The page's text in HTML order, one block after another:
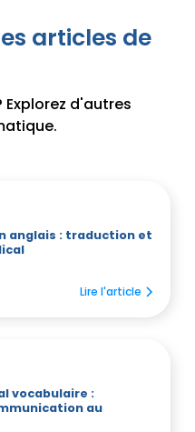
articles de
d'autres
anglais : traduction et
Lire l'article
vocabulaire :
au